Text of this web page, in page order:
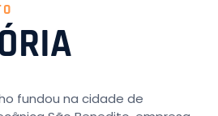
fundou na cidade de